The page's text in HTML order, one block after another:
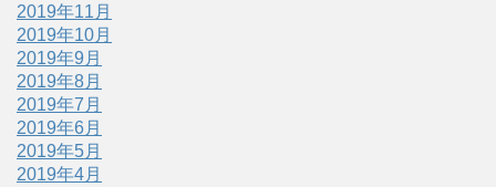
2019年11月
2019年10月
2019年9月
2019年8月
2019年7月
2019年6月
2019年5月
2019年4月